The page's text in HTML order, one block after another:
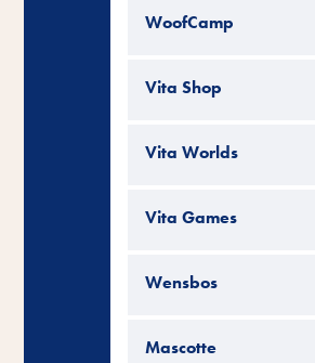
WoofCamp
Vita Shop
Vita Worlds
Vita Games
Wensbos
Mascotte